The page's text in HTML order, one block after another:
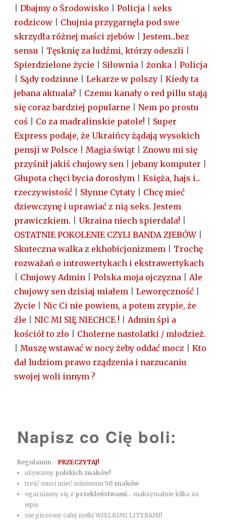
Dbajmy o Środowisko Policja
seks
rodzicow
Chujnia przygarnęła pod swe
skrzydła różnej maści zjebów
Jestem...bez
sensu
Tęsknię za ludźmi, którzy odeszli
Spierdzielone życie
Siłownia żonka
Policja
Sądy rodzinne Lekarze w polszy
Kiedy ta
jebana aktuala?
Czemu kanały o red pillu stają
się coraz bardziej popularne
Nem po prostu
coś
Co za madralinskie patole!
Super
Express podaje, że Ukraińcy żądają wysokich
pensji w Polsce
Magia świąt
Znowu mi się
przyśnił jakiś chujowy sen
jebany komputer
Głupota chęci bycia dorosłym
Księża, hajs i...
rzeczywistość
Słynne Cytaty
Chcę mieć
dziewczynę i uprawiać z nią seks. Jestem
prawiczkiem.
Ukraina niech spierdala!
OSTATNIE POKOLENIE CZYLI BANDA ZJEBÓW|
Skuteczna walka z ekhobicjonizmem
Trochę
rozważań o introwertykach i ekstrawertykach
Chujowy Admin Polska moja ojczyzna
Ale
chujowy sen dzisiaj miałem
Leworęczność
Zycie
Nic Ci nie powiem, a potem zrypie, że
źle
NIC MI SIĘ NIECHCE !
Admin śpi a
kościół to zło
Cholerne nastolatki / młodzież.
Muszę wstawać w nocy żeby oddać mocz
Kto
dał ludziom prawo rządzenia i narzucaniu
swojej woli innym ?
Napisz co Cię boli:
Regulamin -PRZECZYTAJ!
używamy polskich znaków!
treść musi mieć minimum50 znaków
ogarniamy się z przekleństwami... maksymalnie kilka na
wpis
nie piszemy całej notki WIELKIMI LITERAMI!